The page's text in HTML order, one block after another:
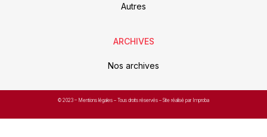
Autres
ARCHIVES
Nos archives
© 2023 – Mentions légales – Tous droits réservés – Site réalisé par Improba